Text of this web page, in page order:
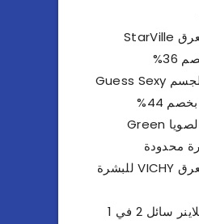
عرض مميز على مزيل العرق StarVille
عرض مميز على معطر الجسم Guess Sexy
عرض مميز على صلصة الصويا Green
عرض مميز على مزيل العرق VICHY للبشرة
عرض حصري على قلم آيلاينر سائل 2 في 1